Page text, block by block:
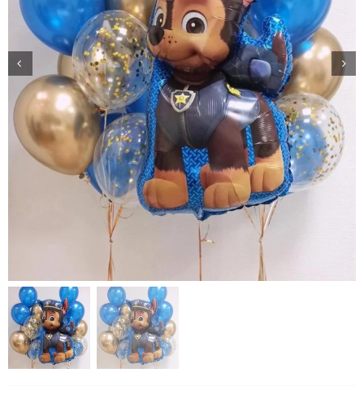
Доставка
О нас
Отзывы
Контакты
Политика конфиденциальности